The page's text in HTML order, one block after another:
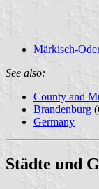
Märkisch-
See also:
County and
Brandenburg
Germany
Städte und